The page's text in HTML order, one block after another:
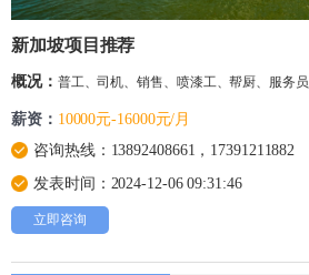
新加坡项目推荐
概况： 普工、司机、销售、喷漆工、帮厨、服务员
薪资： 10000元-16000元/月
咨询热线：13892408661，17391211882
发表时间：2024-12-06 09:31:46
立即咨询